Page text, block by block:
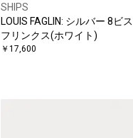
SHIPS
LOUIS FAGLIN: シルバー 8ビ
フリンクス(ホワイト)
￥17,600